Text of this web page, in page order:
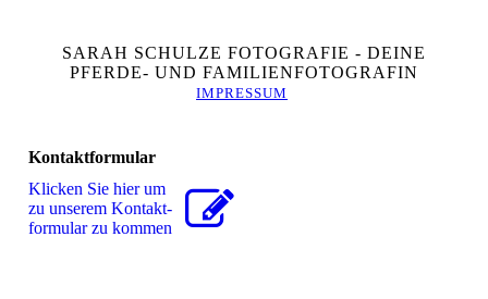
SARAH SCHULZE FOTOGRAFIE - DEINE
PFERDE- UND FAMILIENFOTOGRAFIN
IMPRESSUM
Kontaktformular
Klicken Sie hier um
zu unserem Kon­takt­
for­mu­lar zu kommen